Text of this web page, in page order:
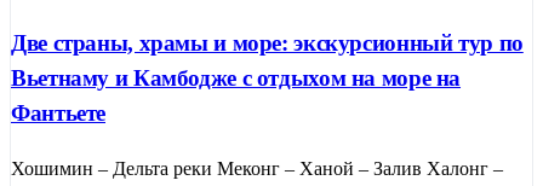
Две страны, храмы и море: экскурсионный тур по
Вьетнаму и Камбодже с отдыхом на море на
Фантьете
Хошимин – Дельта реки Меконг – Ханой – Залив Халонг –